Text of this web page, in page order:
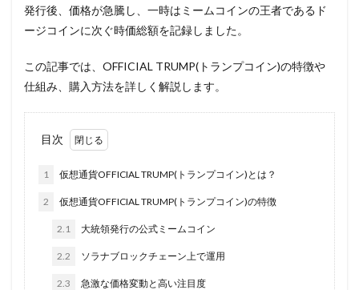
発行後、価格が急騰し、一時はミームコインの王者であるド
ージコインに次ぐ時価総額を記録しました。
この記事では、OFFICIAL TRUMP(トランプコイン)の特徴や
仕組み、購入方法を詳しく解説します。
目次
1 仮想通貨OFFICIAL TRUMP(トランプコイン)とは？
2 仮想通貨OFFICIAL TRUMP(トランプコイン)の特徴
2.1 大統領発行の公式ミームコイン
2.2 ソラナブロックチェーン上で運用
2.3 急激な価格変動と高い注目度